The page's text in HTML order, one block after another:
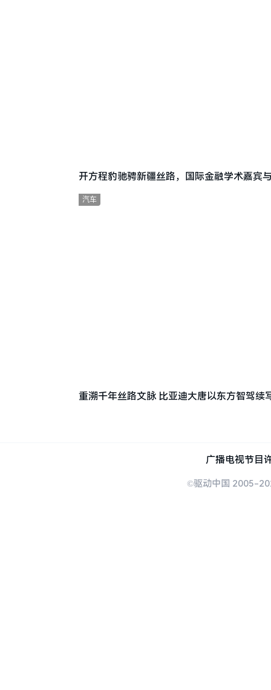
开方程豹驰骋新疆丝路，国际金融学术嘉宾
重溯千年丝路文脉 比亚迪大唐以东方智驾续
汽车
©驱动中国 2005-
广播电视节目